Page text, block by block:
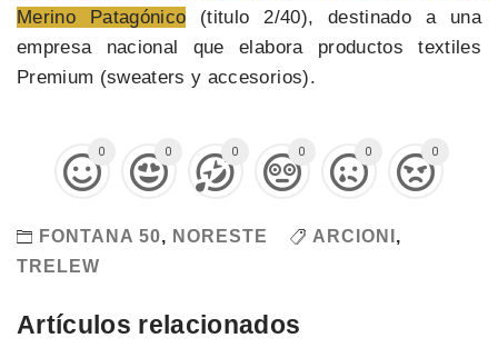
Merino Patagónico (titulo 2/40), destinado a una
empresa nacional que elabora productos textiles
Premium (sweaters y accesorios).
0 0 0 0 0 0
FONTANA 50, NORESTE ARCIONI ,
TRELEW
Artículos relacionados